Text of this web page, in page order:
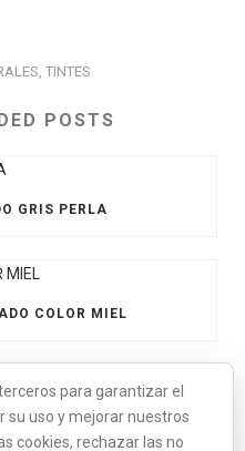
, TINTES
POSTS
GRIS PERLA
COLOR MIEL
AZUL MARINO
para garantizar el
su uso y mejorar nuestros
cookies, rechazar las no